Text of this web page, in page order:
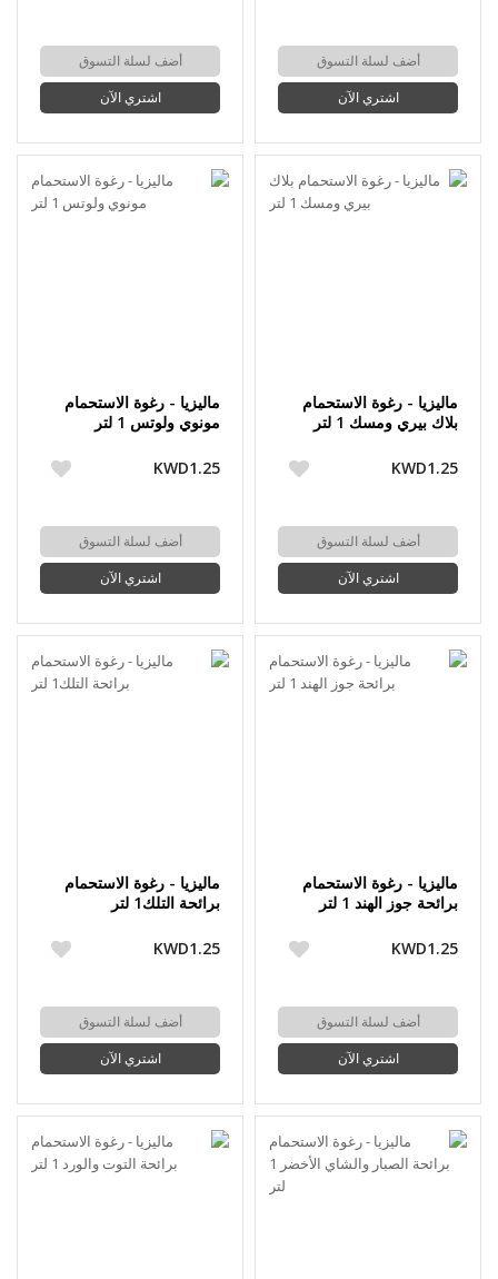
أضف لسلة التسوق
اشتري الآن
أضف لسلة التسوق
اشتري الآن
ماليزيا - رغوة الاستحمام
بلاك بيري ومسك 1 لتر
KWD1.25
أضف لسلة التسوق
اشتري الآن
ماليزيا - رغوة الاستحمام
مونوي ولوتس 1 لتر
KWD1.25
أضف لسلة التسوق
اشتري الآن
ماليزيا - رغوة الاستحمام
برائحة جوز الهند 1 لتر
KWD1.25
أضف لسلة التسوق
اشتري الآن
ماليزيا - رغوة الاستحمام
برائحة التلك1 لتر
KWD1.25
أضف لسلة التسوق
اشتري الآن